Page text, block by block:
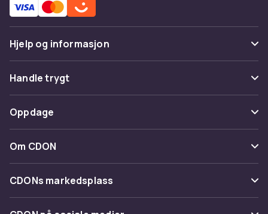
Hjelp og informasjon
Vanlige spørsmål
Spor pakke
Angre & returner her
Kontakt oss
Handle trygt
Betaling
Levering
Tilbakekallinger
Oppdage
Kategorier
Varemerker
Om CDON
Om oss
Kundeanmeldelser
CDONs markedsplass
Merchant Help Center